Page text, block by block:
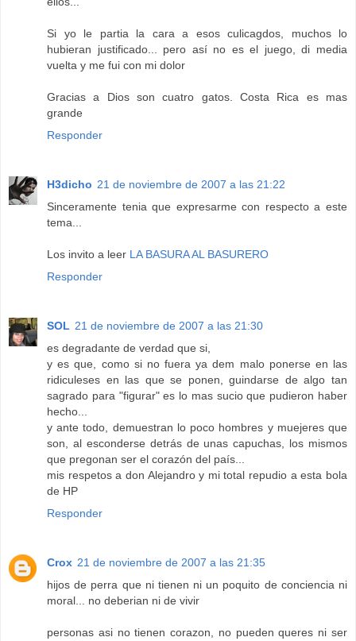
Si yo le partia la cara a esos culicagdos, muchos lo
hubieran justificado... pero así no es el juego, di media
vuelta y me fui con mi dolor
Gracias a Dios son cuatro gatos. Costa Rica es mas
grande
Responder
H3dicho 21 de noviembre de 2007 a las 21:22
Sinceramente tenia que expresarme con respecto a este
tema...
Los invito a leer LA BASURA AL BASURERO
Responder
SOL 21 de noviembre de 2007 a las 21:30
es degradante de verdad que si,
y es que, como si no fuera ya dem malo ponerse en las
ridiculeses en las que se ponen, guindarse de algo tan
sagrado para "figurar" es lo mas sucio que pudieron haber
hecho...
y ante todo, demuestran lo poco hombres y muejeres que
son, al esconderse detrás de unas capuchas, los mismos
que pregonan ser el corazón del país...
mis respetos a don Alejandro y mi total repudio a esta bola
de HP
Responder
Crox 21 de noviembre de 2007 a las 21:35
hijos de perra que ni tienen ni un poquito de conciencia ni
moral... no deberian ni de vivir
personas asi no tienen corazon, no pueden queres ni ser